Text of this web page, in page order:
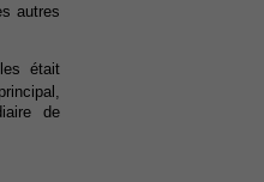
autres
était
de